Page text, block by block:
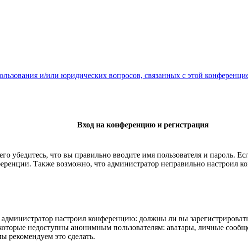
и/или юридических вопросов, связанных с этой
Вход на конференцию и регистрация
убедитесь, что вы правильно вводите имя пользователя и пароль.
Также возможно, что администратор неправильно настроил
настроил конференцию: должны ли вы
недоступны анонимным пользователям: аватары, личные
рекомендуем это сделать.